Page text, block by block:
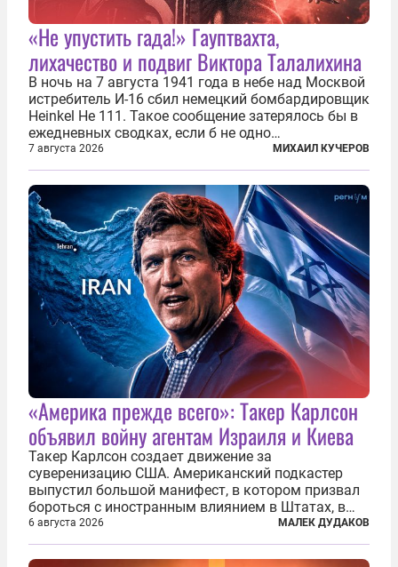
«Не упустить гада!» Гауптвахта,
лихачество и подвиг Виктора Талалихина
В ночь на 7 августа 1941 года в небе над Москвой
истребитель И-16 сбил немецкий бомбардировщик
Heinkel He 111. Такое сообщение затерялось бы в
ежедневных сводках, если б не одно
обстоятельство. Это был один из первых в
истории отечественной авиации ночных таранов.
У пилота — младшего лейтенанта...
7 августа 2026 МИХАИЛ КУЧЕРОВ
«Америка прежде всего»: Такер Карлсон
объявил войну агентам Израиля и Киева
Такер Карлсон создает движение за
суверенизацию США. Американский подкастер
выпустил большой манифест, в котором призвал
бороться с иностранным влиянием в Штатах, в
первую очередь имея в виду Израиль. А также
прекратить заморские войны, выплатить
репарации Ирану, остановить прием мигрантов...
6 августа 2026 МАЛЕК ДУДАКОВ